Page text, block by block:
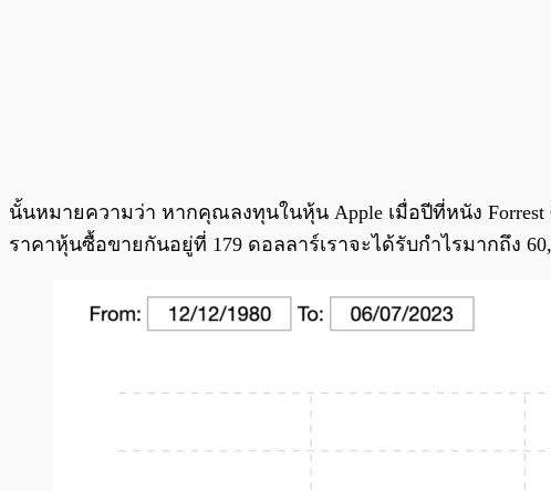
นั้นหมายความว่า หากคุณลงทุนในหุ้น Apple เมื่อปีที่หนัง
ราคาหุ้นซื้อขายกันอยู่ที่ 179 ดอลลาร์เราจะได้รับกำไรมากถึง